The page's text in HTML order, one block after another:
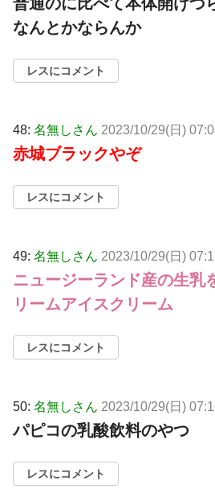
なんとかならんか
レスにコメント
48: 名無しさん 2023/10/29(日)
赤城ブラックやぞ
レスにコメント
49: 名無しさん 2023/10/29(日)
ニュージーランド産の生乳
リームアイスクリーム
レスにコメント
50: 名無しさん 2023/10/29(日)
パピコの乳酸飲料のやつ
レスにコメント